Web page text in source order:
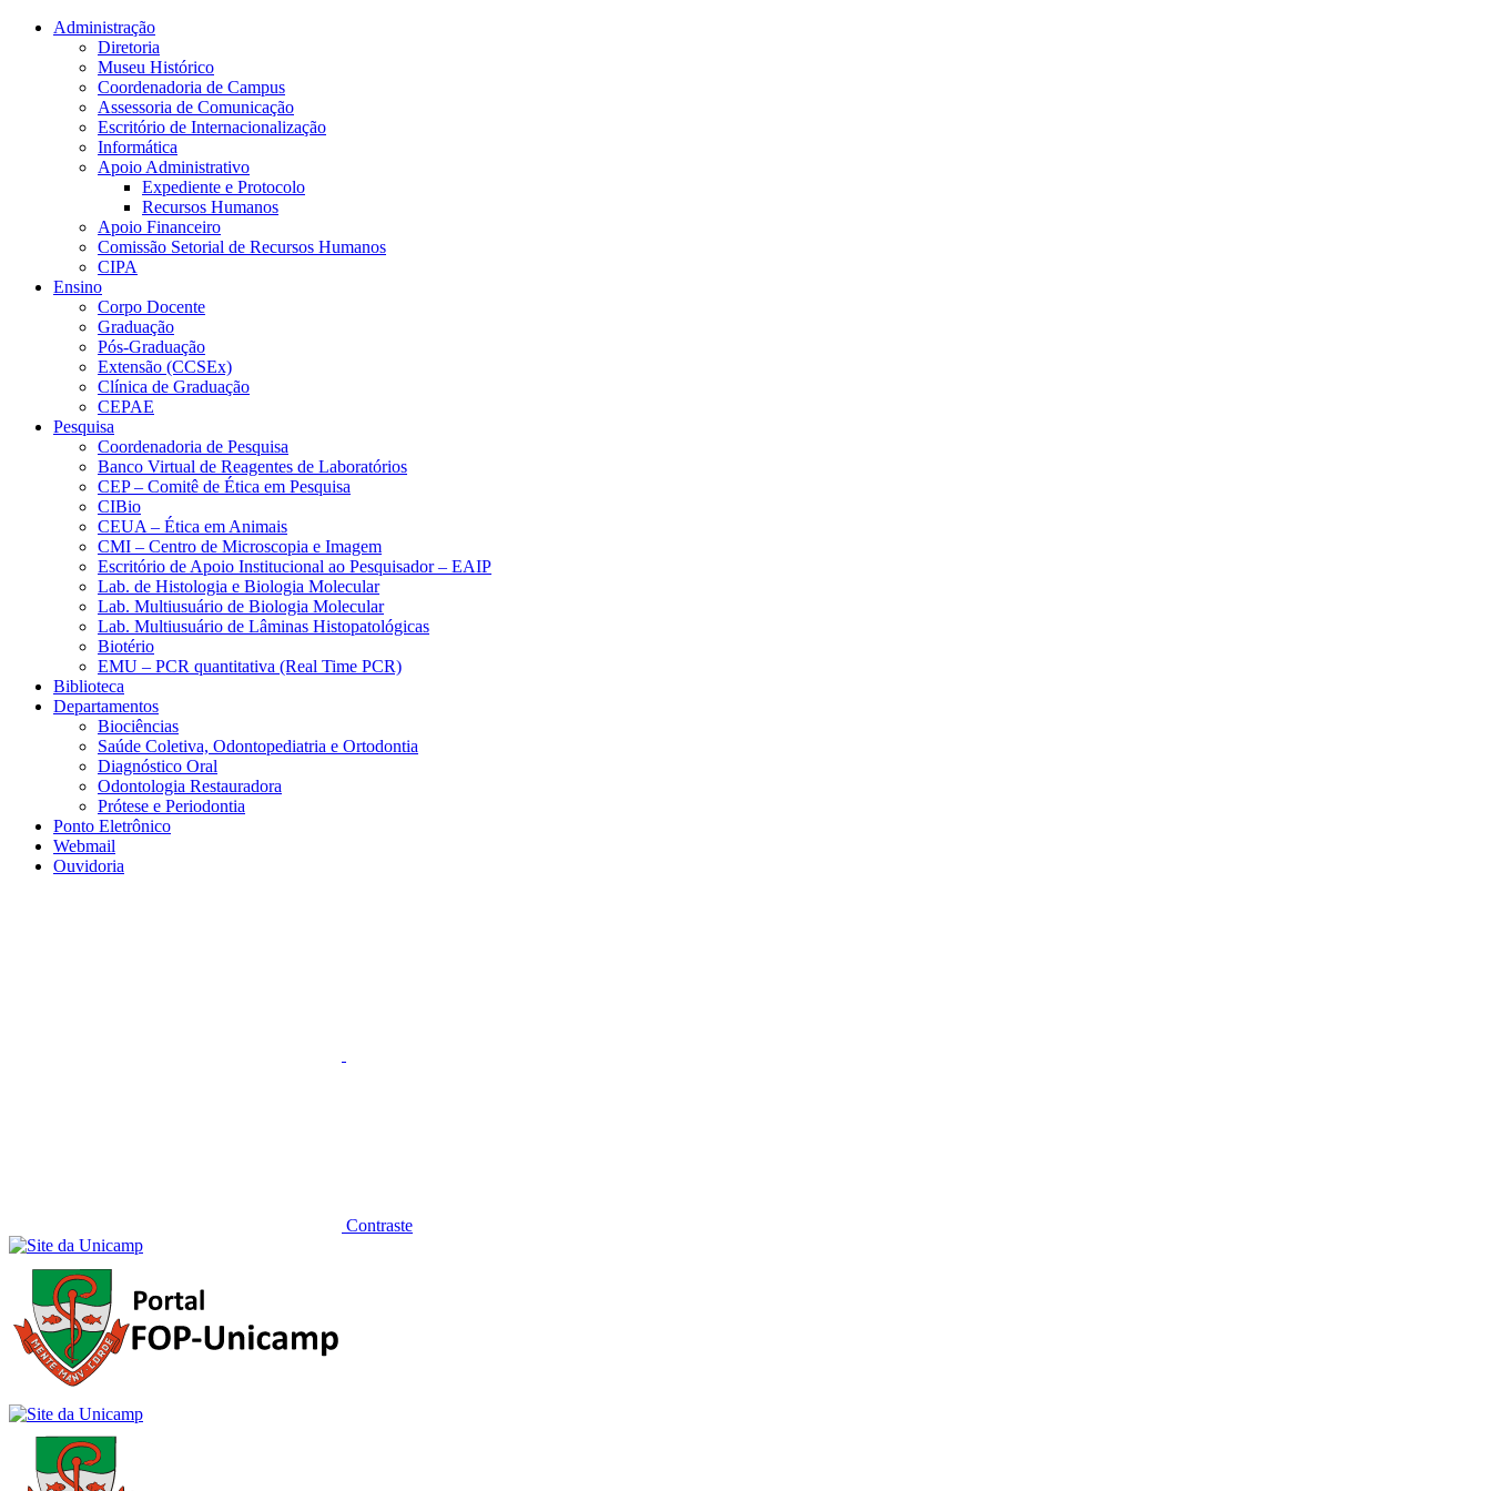
Conteúdo principal Menu principal
Administração
Diretoria
Museu Histórico
Coordenadoria de Campus
Assessoria de Comunicação
Escritório de Internacionalização
Informática
Apoio Administrativo
Expediente e Protocolo
Recursos Humanos
Apoio Financeiro
Comissão Setorial de Recursos Humanos
CIPA
Ensino
Corpo Docente
Graduação
Pós-Graduação
Extensão (CCSEx)
Clínica de Graduação
CEPAE
Pesquisa
Coordenadoria de Pesquisa
Banco Virtual de Reagentes de Laboratórios
CEP – Comitê de Ética em Pesquisa
CIBio
CEUA – Ética em Animais
CMI – Centro de Microscopia e Imagem
Escritório de Apoio Institucional ao Pesquisador – EAIP
Lab. de Histologia e Biologia Molecular
Lab. Multiusuário de Biologia Molecular
Lab. Multiusuário de Lâminas Histopatológicas
Biotério
EMU – PCR quantitativa (Real Time PCR)
Biblioteca
Departamentos
Biociências
Saúde Coletiva, Odontopediatria e Ortodontia
Diagnóstico Oral
Odontologia Restauradora
Prótese e Periodontia
Ponto Eletrônico
Webmail
Ouvidoria
Contraste